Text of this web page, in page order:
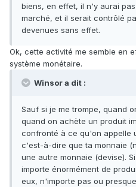
biens, en effet, il n'y aurai
marché, et il serait contrôlé
devenues sans effet.
Ok, cette activité me semble en
système monétaire.
Winsor a dit :
Sauf si je me trompe, quand
quand on achète un produit
confronté à ce qu'on appelle
c'est-à-dire que ta monnaie
une autre monnaie (devise).
importe énormément de
eux, n'importe pas ou